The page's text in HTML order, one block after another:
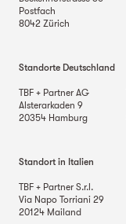
Postfach
8042 Zürich
Standorte Deutschland
TBF + Partner AG
Alsterarkaden 9
20354 Hamburg
Standort in Italien
TBF + Partner S.r.l.
Via Napo Torriani 29
20124 Mailand